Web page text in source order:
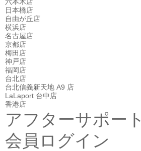
六本木店
日本橋店
自由が丘店
横浜店
名古屋店
京都店
梅田店
神戸店
福岡店
台北店
台北信義新天地 A9 店
LaLaport 台中店
香港店
アフターサポート
会員ログイン